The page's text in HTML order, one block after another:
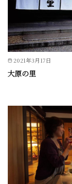
2021年3月17日
大原の里